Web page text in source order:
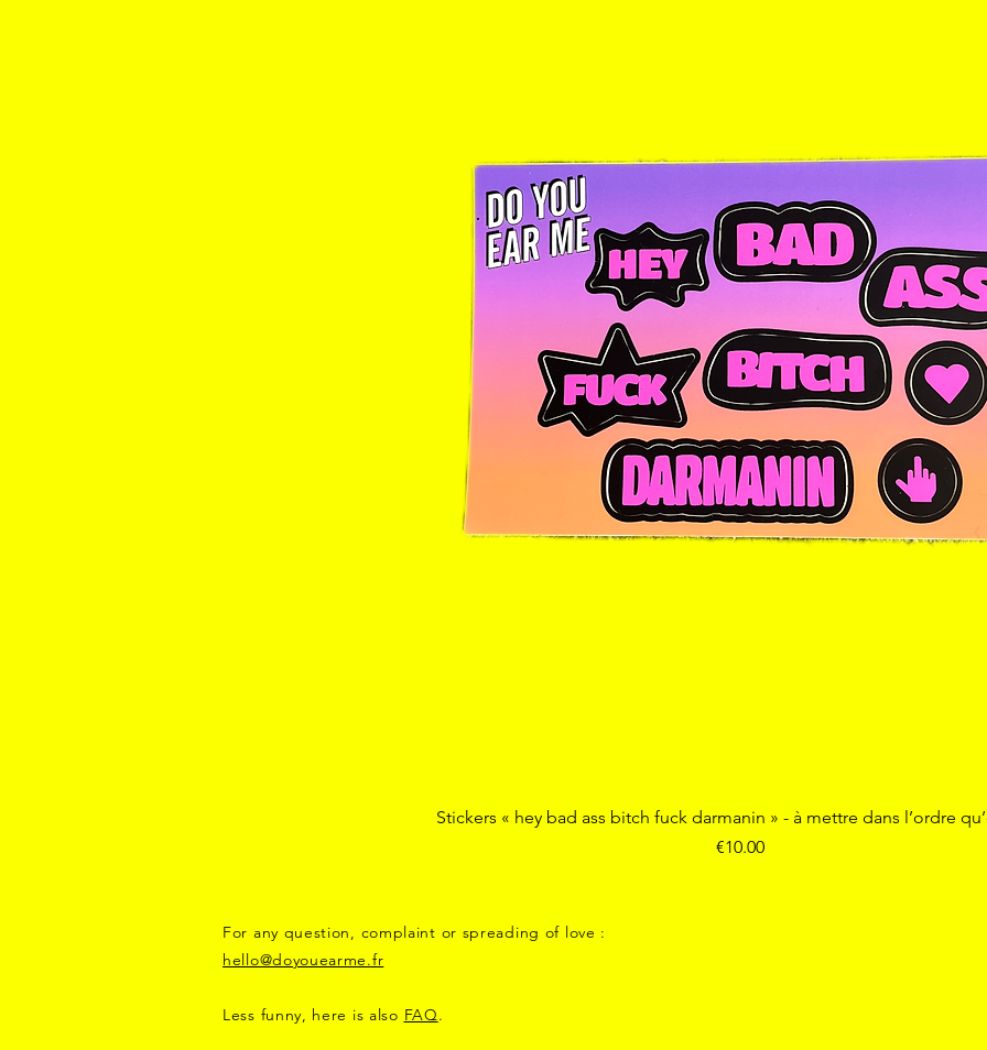
Quick View
Stickers « hey bad ass bitch fuck darmanin » - à mettre dans l’ordre
Price
€10.00
For any question, complaint or spreading of love :
hello@doyouearme.fr
Less funny, here is also FAQ.